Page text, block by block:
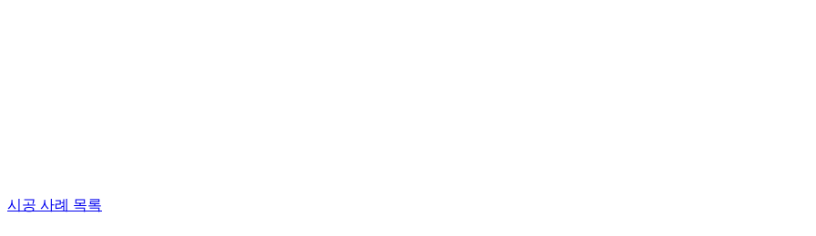
시공 사례 목록